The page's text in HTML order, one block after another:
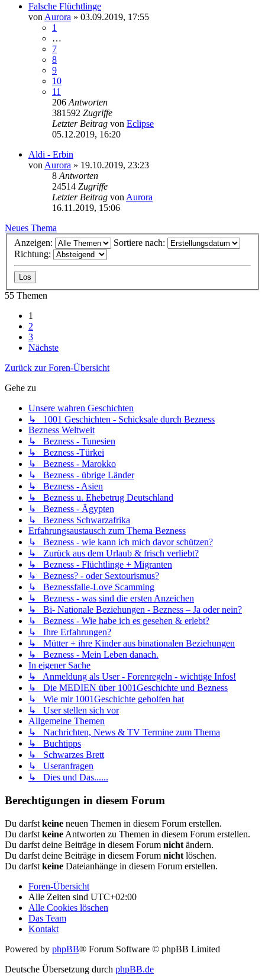
Falsche Flüchtlinge
von Aurora » 03.09.2019, 17:55
1
…
7
8
9
10
11
206 Antworten
381592 Zugriffe
Letzter Beitrag von Eclipse
05.12.2019, 16:20
Aldi - Erbin
von Aurora » 19.10.2019, 23:23
8 Antworten
24514 Zugriffe
Letzter Beitrag von Aurora
16.11.2019, 15:06
Neues Thema
Anzeigen:
Sortiere nach:
Richtung:
55 Themen
1
2
3
Nächste
Zurück zur Foren-Übersicht
Gehe zu
Unsere wahren Geschichten
↳ 1001 Geschichten - Schicksale durch Bezness
Bezness Weltweit
↳ Bezness - Tunesien
↳ Bezness -Türkei
↳ Bezness - Marokko
↳ Bezness - übrige Länder
↳ Bezness - Asien
↳ Bezness u. Ehebetrug Deutschland
↳ Bezness - Ägypten
↳ Bezness Schwarzafrika
Erfahrungsaustausch zum Thema Bezness
↳ Bezness - wie kann ich mich davor schützen?
↳ Zurück aus dem Urlaub & frisch verliebt?
↳ Bezness - Flüchtlinge + Migranten
↳ Bezness? - oder Sextourismus?
↳ Beznessfalle-Love Scamming
↳ Bezness - was sind die ersten Anzeichen
↳ Bi- Nationale Beziehungen - Bezness – Ja oder nein?
↳ Bezness - Wie habe ich es gesehen & erlebt?
↳ Ihre Erfahrungen?
↳ Mütter + ihre Kinder aus binationalen Beziehungen
↳ Bezness - Mein Leben danach.
In eigener Sache
↳ Anmeldung als User - Forenregeln - wichtige Infos!
↳ Die MEDIEN über 1001Geschichte und Bezness
↳ Wie mir 1001Geschichte geholfen hat
↳ User stellen sich vor
Allgemeine Themen
↳ Nachrichten, News & TV Termine zum Thema
↳ Buchtipps
↳ Schwarzes Brett
↳ Useranfragen
↳ Dies und Das......
Berechtigungen in diesem Forum
Du darfst keine neuen Themen in diesem Forum erstellen.
Du darfst keine Antworten zu Themen in diesem Forum erstellen.
Du darfst deine Beiträge in diesem Forum nicht ändern.
Du darfst deine Beiträge in diesem Forum nicht löschen.
Du darfst keine Dateianhänge in diesem Forum erstellen.
Foren-Übersicht
Alle Zeiten sind UTC+02:00
Alle Cookies löschen
Das Team
Kontakt
Powered by phpBB® Forum Software © phpBB Limited
Deutsche Übersetzung durch phpBB.de